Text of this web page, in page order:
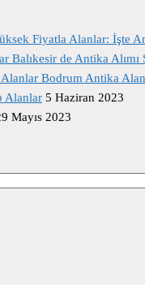
Fiyatla Alanlar: İşte
Balıkesir de Antika Alımı
Bodrum Antika
Alanlar 5 Haziran 2023
Mayıs 2023